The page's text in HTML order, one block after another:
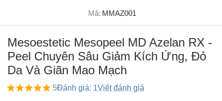
Mã: MMAZ001
Mesoestetic Mesopeel MD Azelan RX -
Peel Chuyên Sâu Giảm Kích Ứng, Đỏ
Da Và Giãn Mao Mạch
5Đánh giá: 1Viết đánh giá